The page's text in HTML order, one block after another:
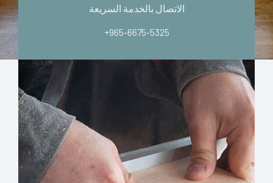
الاتصال بالخدمة السريعة
+965-6675-5325